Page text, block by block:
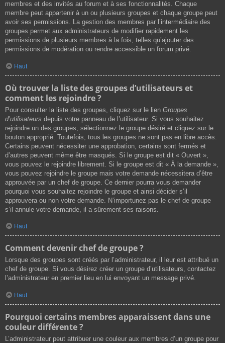
membres et des invités au forum et à ses fonctionnalités. Chaque
membre peut appartenir à un ou plusieurs groupes et chaque groupe peut
avoir ses permissions. La gestion des membres par l’intermédiaire des
groupes permet aux administrateurs de modifier rapidement les
permissions de plusieurs membres à la fois, telles qu’ajouter des
permissions de modération ou rendre accessible un forum privé.
Haut
Où trouver la liste des groupes d’utilisateurs et
comment les rejoindre ?
Pour consulter la liste des groupes, cliquez sur le lien Groupes
d’utilisateurs depuis votre panneau de l’utilisateur. Si vous souhaitez
rejoindre un des groupes, sélectionnez le groupe désiré et cliquez sur le
bouton approprié. Toutefois, tous les groupes ne sont pas en libre accès.
Certains peuvent nécessiter une approbation, certains sont fermés et
d’autres peuvent même être masqués. Si le groupe est dit « Ouvert »,
vous pouvez le rejoindre librement. Si le groupe est dit « À la demande »,
vous pouvez rejoindre le groupe mais votre demande nécessitera d’être
approuvée par un chef de groupe. Ce dernier pourra vous demander
pourquoi vous souhaitez rejoindre le groupe et ainsi décider s’il
approuvera ou non votre demande. N’importunez pas le chef de groupe
s’il annule votre demande, il a sûrement ses raisons.
Haut
Comment devenir chef de groupe ?
Lorsque des groupes sont créés par l’administrateur, il leur est attribué un
chef de groupe. Si vous désirez créer un groupe d’utilisateurs, contactez
l’administrateur en premier lieu en lui envoyant un message privé.
Haut
Pourquoi certains membres apparaissent dans une
couleur différente ?
L’administrateur peut attribuer une couleur aux membres d’un groupe pour